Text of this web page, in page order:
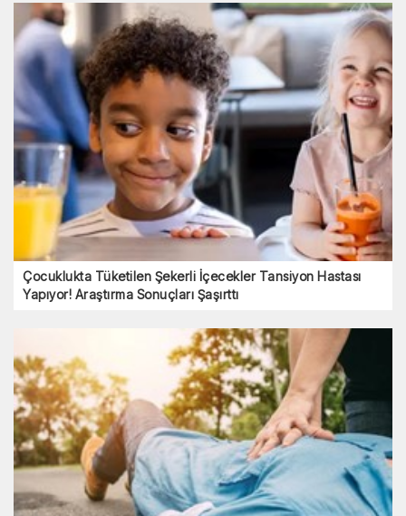
Çocuklukta Tüketilen Şekerli İçecekler Tansiyon Hastası
Yapıyor! Araştırma Sonuçları Şaşırttı